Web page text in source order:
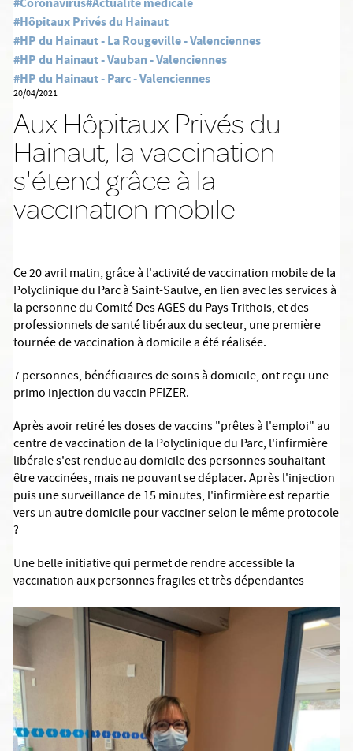
#Hôpitaux Privés du Hainaut
#HP du Hainaut - La Rougeville - Valenciennes
#HP du Hainaut - Vauban - Valenciennes
#HP du Hainaut - Parc - Valenciennes
20/04/2021
Aux Hôpitaux Privés du
Hainaut, la vaccination
s'étend grâce à la
vaccination mobile
Ce 20 avril matin, grâce à l'activité de vaccination mobile de la
Polyclinique du Parc à Saint-Saulve, en lien avec les services à
la personne du Comité Des AGES du Pays Trithois, et des
professionnels de santé libéraux du secteur, une première
tournée de vaccination à domicile a été réalisée.
7 personnes, bénéficiaires de soins à domicile, ont reçu une
primo injection du vaccin PFIZER.
Après avoir retiré les doses de vaccins "prêtes à l'emploi" au
centre de vaccination de la Polyclinique du Parc, l'infirmière
libérale s'est rendue au domicile des personnes souhaitant
être vaccinées, mais ne pouvant se déplacer. Après l'injection
puis une surveillance de 15 minutes, l'infirmière est repartie
vers un autre domicile pour vacciner selon le même protocole
?
Une belle initiative qui permet de rendre accessible la
vaccination aux personnes fragiles et très dépendantes